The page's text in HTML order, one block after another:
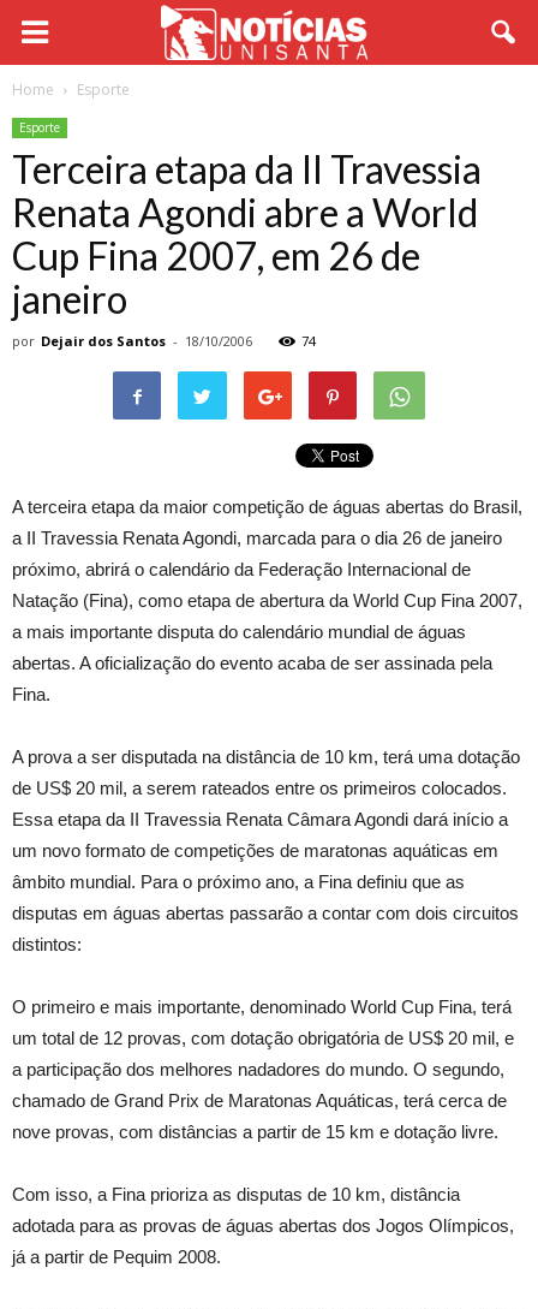
Home Esporte
Esporte
Terceira etapa da II Travessia
Renata Agondi abre a World
Cup Fina 2007, em 26 de
janeiro
por Dejair dos Santos - 18/10/2006 74
A terceira etapa da maior competição de águas abertas do Brasil,
a II Travessia Renata Agondi, marcada para o dia 26 de janeiro
próximo, abrirá o calendário da Federação Internacional de
Natação (Fina), como etapa de abertura da World Cup Fina 2007,
a mais importante disputa do calendário mundial de águas
abertas. A oficialização do evento acaba de ser assinada pela
Fina.
A prova a ser disputada na distância de 10 km, terá uma dotação
de US$ 20 mil, a serem rateados entre os primeiros colocados.
Essa etapa da II Travessia Renata Câmara Agondi dará início a
um novo formato de competições de maratonas aquáticas em
âmbito mundial. Para o próximo ano, a Fina definiu que as
disputas em águas abertas passarão a contar com dois circuitos
distintos:
O primeiro e mais importante, denominado World Cup Fina, terá
um total de 12 provas, com dotação obrigatória de US$ 20 mil, e
a participação dos melhores nadadores do mundo. O segundo,
chamado de Grand Prix de Maratonas Aquáticas, terá cerca de
nove provas, com distâncias a partir de 15 km e dotação livre.
Com isso, a Fina prioriza as disputas de 10 km, distância
adotada para as provas de águas abertas dos Jogos Olímpicos,
já a partir de Pequim 2008.